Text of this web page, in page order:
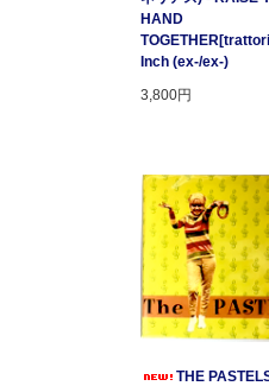
HAND
Inch (ex-/ex-)
3,800円
THE